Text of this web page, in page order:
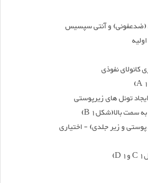
تونل های زیرپوستی